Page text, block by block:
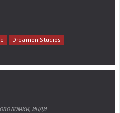
Dreamon Studios
ИНДИ